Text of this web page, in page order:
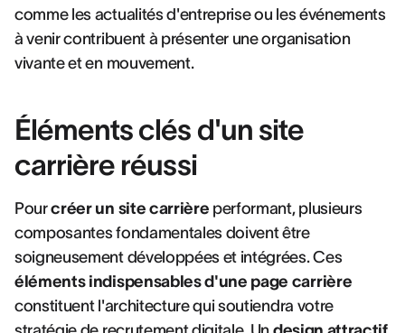
comme les actualités d'entreprise ou les événements
à venir contribuent à présenter une organisation
vivante et en mouvement.
Éléments clés d'un site
carrière réussi
Pourcréer un site carrière performant, plusieurs
composantes fondamentales doivent être
soigneusement développées et intégrées. Ces
éléments indispensables d'une page carrière
constituent l'architecture qui soutiendra votre